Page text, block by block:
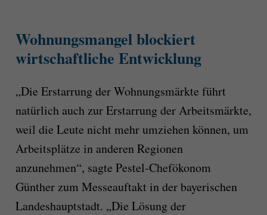
Wohnungsmangel blockiert
wirtschaftliche Entwicklung
„Die Erstarrung der Wohnungsmärkte führt
natürlich auch zur Erstarrung der Arbeitsmärkte,
weil die Leute nicht mehr umziehen können, um
Arbeitsplätze in anderen Regionen
anzunehmen“, sagte Pestel-Chefökonom
Günther zum Messeauftakt in der bayerischen
Landeshauptstadt. „Die Lösung der